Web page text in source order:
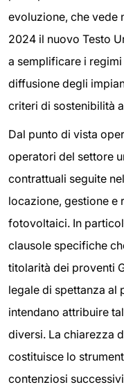
evoluzione, che vede
2024 il nuovo Testo
a semplificare i
diffusione degli
criteri di sostenibilità
Dal punto di vista
operatori del settore
contrattuali seguite
locazione, gestione e
fotovoltaici. In
clausole specifiche
titolarità dei proventi
legale di spettanza al
intendano attribuire
diversi. La chiarezza
costituisce lo
contenziosi